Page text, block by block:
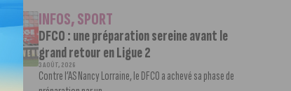
INFOS,SPORT
DFCO : une préparation sereine avant le
grand retour en Ligue 2
3 AOÛT, 2026
Contre l’AS Nancy Lorraine, le DFCO a achevé sa phase de